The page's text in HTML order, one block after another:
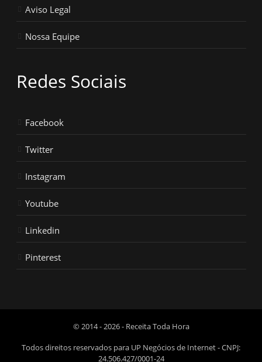
Aviso Legal
Nossa Equipe
Redes Sociais
Facebook
Twitter
Instagram
Youtube
Linkedin
Pinterest
© 2014 - 2026 - Receita Toda Hora
Todos direitos reservados para UP Negócios de Internet - CNPJ:
24.506.427/0001-24